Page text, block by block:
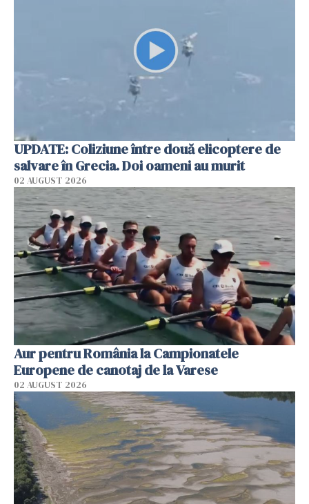
UPDATE: Coliziune între două elicoptere de
salvare în Grecia. Doi oameni au murit
02 AUGUST 2026
Aur pentru România la Campionatele
Europene de canotaj de la Varese
02 AUGUST 2026